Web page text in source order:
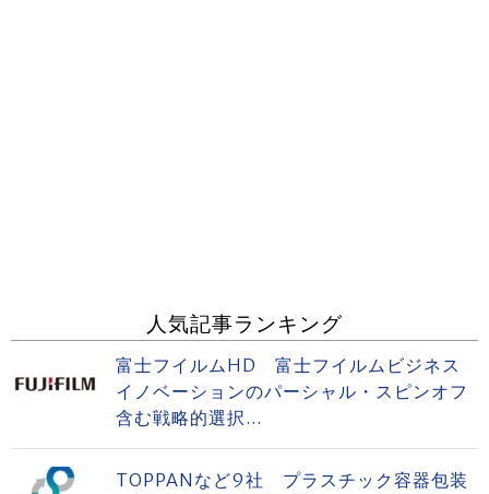
人気記事ランキング
富士フイルムHD 富士フイルムビジネス
イノベーションのパーシャル・スピンオフ
含む戦略的選択...
TOPPANなど9社 プラスチック容器包装